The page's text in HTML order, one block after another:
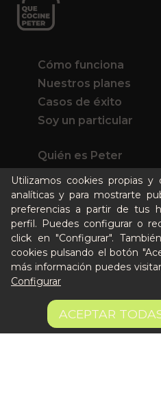
8,75 €
Utilizamos cookies propias
analíticas y para mostrarte
preferencias a partir de tus
perfil. Puedes configurar o
click en "Configurar".
cookies pulsando el botón
más información puedes
Configurar
ACEPTAR
Cómo funciona
Nuestros planes
Casos de éxito
Soy un particular
Quién es Peter
Recursos / Blog
Cultura
Llámanos al 644 52 51 02
Escríbenos al Whatsapp
Escríbenos al correo
De lunes a viernes de 8:30